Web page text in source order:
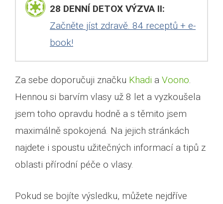
28 DENNÍ DETOX VÝZVA II:
Začněte jíst zdravě. 84 receptů + e-
book!
Za sebe doporučuji značku Khadi a Voono.
Hennou si barvím vlasy už 8 let a vyzkoušela
jsem toho opravdu hodně a s těmito jsem
maximálně spokojená. Na jejich stránkách
najdete i spoustu užitečných informací a tipů z
oblasti přírodní péče o vlasy.
Pokud se bojíte výsledku, můžete nejdříve